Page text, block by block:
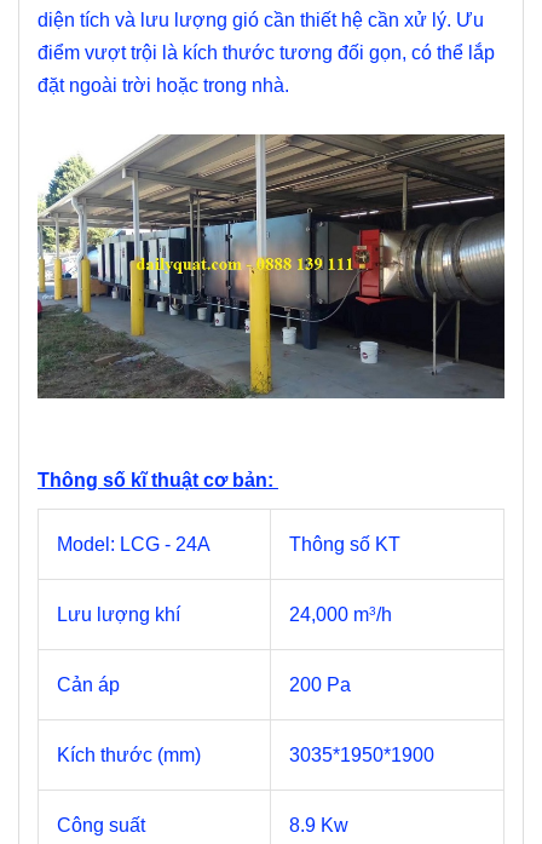
diện tích và lưu lượng gió cần thiết hệ cần xử lý. Ưu
điểm vượt trội là kích thước tương đối gọn, có thể lắp
đặt ngoài trời hoặc trong nhà.
Thông số kĩ thuật cơ bản:
Model: LCG - 24A Thông số KT
Lưu lượng khí 24,000 m3/h
Cản áp 200 Pa
Kích thước (mm) 3035*1950*1900
Công suất 8.9 Kw